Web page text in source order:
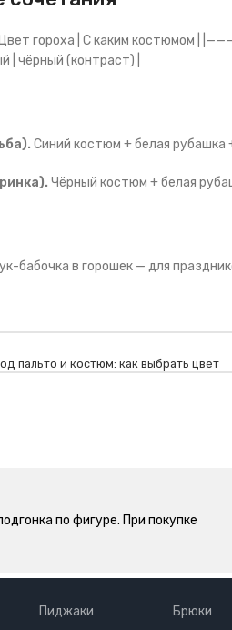
Цвет гороха | С каким костюмом |
| чёрный (контраст) |
Синий костюм + белая рубашка
Чёрный костюм + белая
бабочка в горошек — для
пальто и костюм: как выбрать цвет
по фигуре. При покупке
Пиджаки Брюки